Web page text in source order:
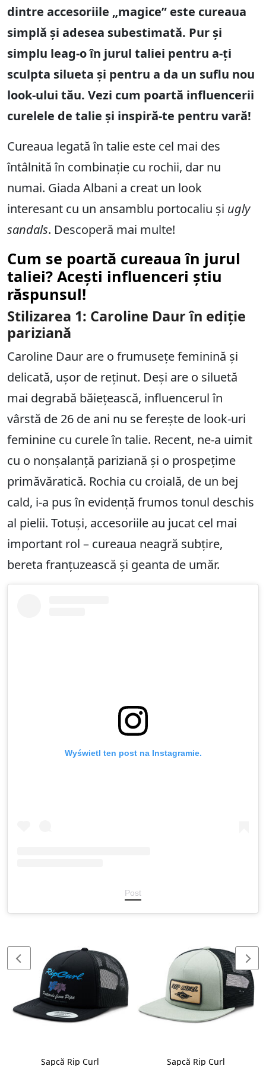
dintre accesoriile „magice” este cureaua
simplă și adesea subestimată. Pur și
simplu leag-o în jurul taliei pentru a-ți
sculpta silueta și pentru a da un suflu nou
look-ului tău. Vezi cum poartă influencerii
curelele de talie și inspiră-te pentru vară!
Cureaua legată în talie este cel mai des
întâlnită în combinație cu rochii, dar nu
numai. Giada Albani a creat un look
interesant cu un ansamblu portocaliu și ugly
sandals. Descoperă mai multe!
Cum se poartă cureaua în jurul
taliei? Acești influenceri știu
răspunsul!
Stilizarea 1: Caroline Daur în ediție
pariziană
Caroline Daur are o frumusețe feminină și
delicată, ușor de reținut. Deși are o siluetă
mai degrabă băiețească, influencerul în
vârstă de 26 de ani nu se ferește de look-uri
feminine cu curele în talie. Recent, ne-a uimit
cu o nonșalanță pariziană și o prospețime
primăvăratică. Rochia cu croială, de un bej
cald, i-a pus în evidență frumos tonul deschis
al pielii. Totuși, accesoriile au jucat cel mai
important rol – cureaua neagră subțire,
bereta franțuzească și geanta de umăr.
Wyświetl ten post na Instagramie.
Post
Șapcă Rip Curl Șapcă Rip Curl